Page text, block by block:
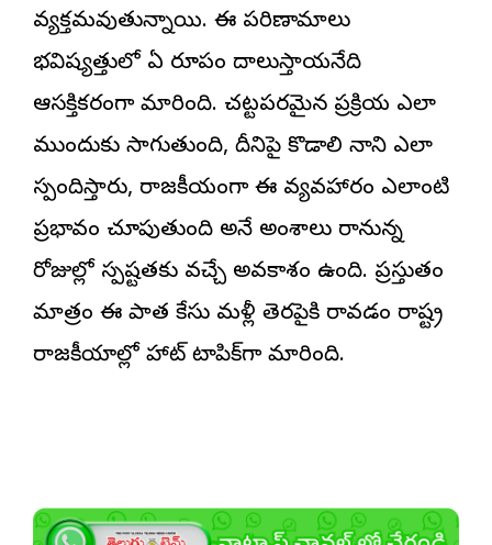
వ్యక్తమవుతున్నాయి. ఈ పరిణామాలు
భవిష్యత్తులో ఏ రూపం దాలుస్తాయనేది
ఆసక్తికరంగా మారింది. చట్టపరమైన ప్రక్రియ ఎలా
ముందుకు సాగుతుంది, దీనిపై కొడాలి నాని ఎలా
స్పందిస్తారు, రాజకీయంగా ఈ వ్యవహారం ఎలాంటి
ప్రభావం చూపుతుంది అనే అంశాలు రానున్న
రోజుల్లో స్పష్టతకు వచ్చే అవకాశం ఉంది. ప్రస్తుతం
మాత్రం ఈ పాత కేసు మళ్లీ తెరపైకి రావడం రాష్ట్ర
రాజకీయాల్లో హాట్ టాపిక్‌గా మారింది.